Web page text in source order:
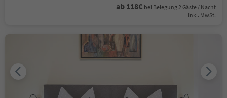
ab 118€ bei Belegung 2 Gäste / Nacht
Inkl. MwSt.